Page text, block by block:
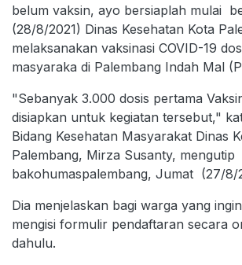
belum vaksin, ayo bersiaplah mulai
(28/8/2021) Dinas Kesehatan Kota
melaksanakan vaksinasi COVID-19
masyaraka di Palembang Indah Mal
"Sebanyak 3.000 dosis pertama
disiapkan untuk kegiatan tersebut,"
Bidang Kesehatan Masyarakat Dinas
Palembang, Mirza Susanty, mengutip
bakohumaspalembang, Jumat (27/8/
Dia menjelaskan bagi warga yang
mengisi formulir pendaftaran secara
dahulu.